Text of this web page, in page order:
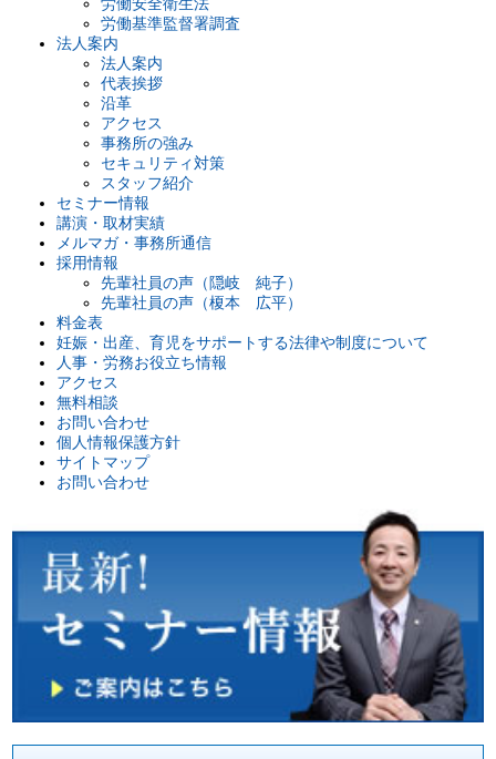
労働基準監督署調査
法人案内
法人案内
代表挨拶
沿革
アクセス
事務所の強み
セキュリティ対策
スタッフ紹介
セミナー情報
講演・取材実績
メルマガ・事務所通信
採用情報
先輩社員の声（隠岐 純子）
先輩社員の声（榎本 広平）
料金表
妊娠・出産、育児をサポートする法律や制度について
人事・労務お役立ち情報
アクセス
無料相談
お問い合わせ
個人情報保護方針
サイトマップ
お問い合わせ